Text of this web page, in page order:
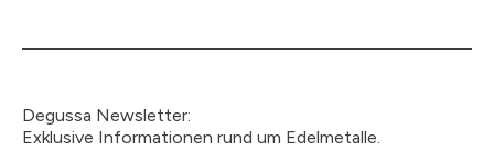
3.05
Degussa Newsletter:
Exklusive Informationen rund um Edelmetalle.